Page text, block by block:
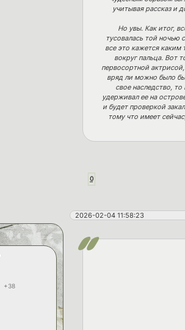
учитывая рассказ и
Но увы. Как итог,
тусовалась той ночью
все это кажется каким
вокруг пальца. Вот
первосортной
вряд ли можно было
свое наследство,
удерживал ее на
и будет проверкой
тому что имеет
0
2026-02-04 11:58:23
+38